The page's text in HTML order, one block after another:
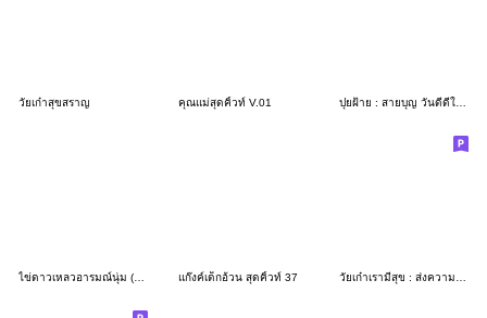
วัยเก๋าสุขสราญ คุณแม่สุดคิ้วท์ V.01 ปุยฝ้าย : สายบุญ วันดีดีในใจ
แก๊งค์เด็กอ้วน สุดคิ้วท์ 37